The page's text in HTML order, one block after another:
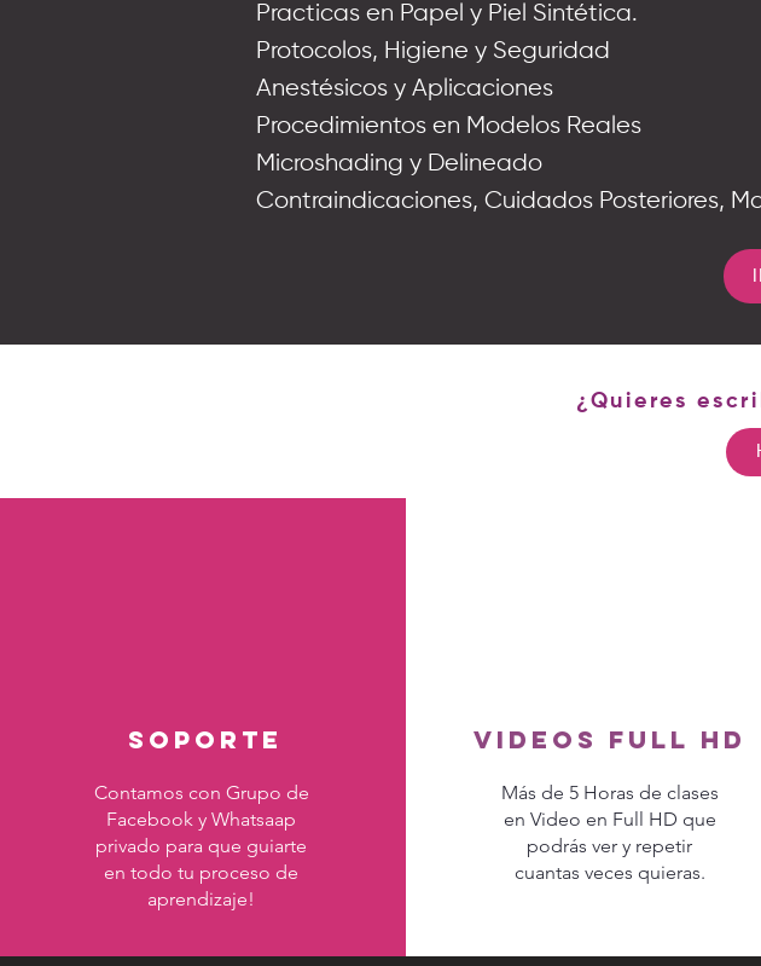
Practicas en Papel y Piel Sintética.
Protocolos, Higiene y Seguridad
Anestésicos y Aplicaciones
Procedimientos en Modelos Reales
Microshading y Delineado
Contraindicaciones, Cuidados Posteriores,
¿Quieres
soporte
Contamos con Grupo de
Facebook y Whatsaap
privado para que guiarte
en todo tu proceso de
aprendizaje!
Videos full hd
Más de 5 Horas de clases
en Video en Full HD que
podrás ver y repetir
cuantas veces quieras.